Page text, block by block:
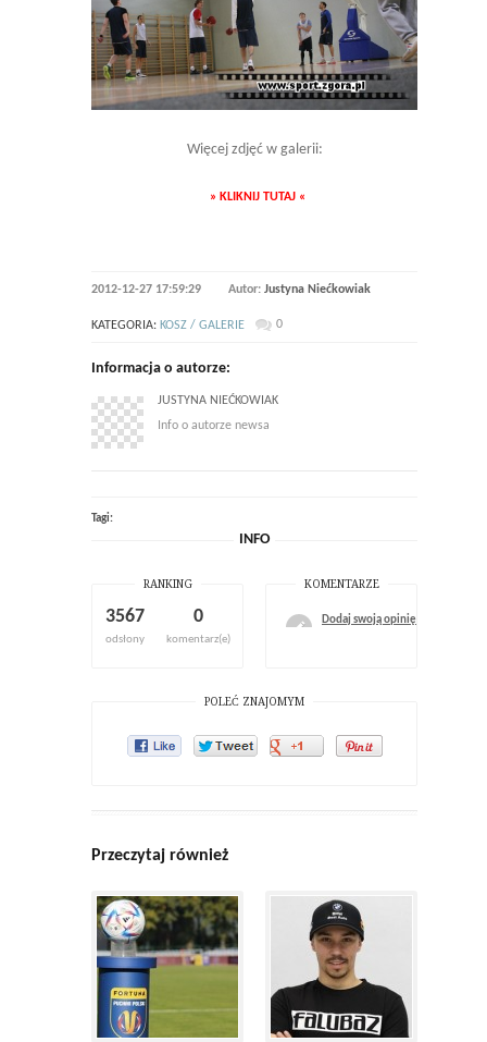
Więcej zdjęć w galerii:
» KLIKNIJ TUTAJ «
2012-12-27 17:59:29 Autor: Justyna Niećkowiak
KATEGORIA: KOSZ / GALERIE 0
Informacja o autorze:
JUSTYNA NIEĆKOWIAK
Info o autorze newsa
Tagi:
INFO
RANKING
3567
odsłony
0
komentarz(e)
KOMENTARZE
Dodaj swoją opinię
POLEĆ ZNAJOMYM
Przeczytaj również